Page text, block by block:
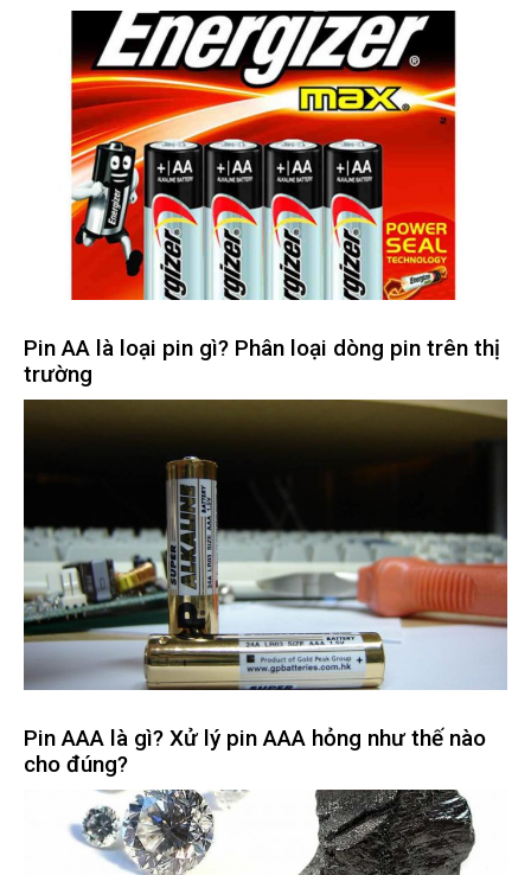
Pin AA là loại pin gì? Phân loại dòng pin trên thị
trường
Pin AAA là gì? Xử lý pin AAA hỏng như thế nào
cho đúng?